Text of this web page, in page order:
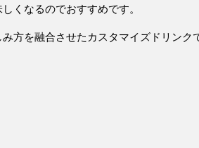
くなるのでおすすめです。
方を融合させたカスタマイズドリンク